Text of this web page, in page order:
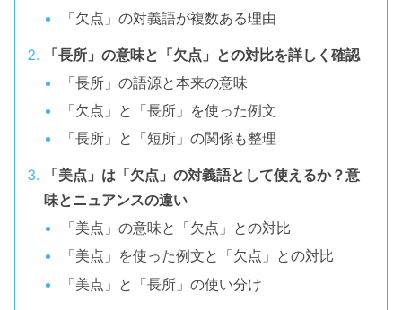
「欠点」の対義語が複数ある理由
「長所」の意味と「欠点」との対比を詳しく確認
「長所」の語源と本来の意味
「欠点」と「長所」を使った例文
「長所」と「短所」の関係も整理
「美点」は「欠点」の対義語として使えるか？意
味とニュアンスの違い
「美点」の意味と「欠点」との対比
「美点」を使った例文と「欠点」との対比
「美点」と「長所」の使い分け